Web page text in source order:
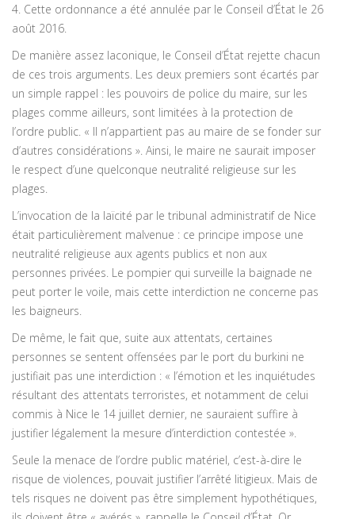
4. Cette ordonnance a été annulée par le Conseil d’État le 26
août 2016.
De manière assez laconique, le Conseil d’État rejette chacun
de ces trois arguments. Les deux premiers sont écartés par
un simple rappel : les pouvoirs de police du maire, sur les
plages comme ailleurs, sont limitées à la protection de
l’ordre public. « Il n’appartient pas au maire de se fonder sur
d’autres considérations ». Ainsi, le maire ne saurait imposer
le respect d’une quelconque neutralité religieuse sur les
plages.
L’invocation de la laïcité par le tribunal administratif de Nice
était particulièrement malvenue : ce principe impose une
neutralité religieuse aux agents publics et non aux
personnes privées. Le pompier qui surveille la baignade ne
peut porter le voile, mais cette interdiction ne concerne pas
les baigneurs.
De même, le fait que, suite aux attentats, certaines
personnes se sentent offensées par le port du burkini ne
justifiait pas une interdiction : « l’émotion et les inquiétudes
résultant des attentats terroristes, et notamment de celui
commis à Nice le 14 juillet dernier, ne sauraient suffire à
justifier légalement la mesure d’interdiction contestée ».
Seule la menace de l’ordre public matériel, c’est-à-dire le
risque de violences, pouvait justifier l’arrêté litigieux. Mais de
tels risques ne doivent pas être simplement hypothétiques,